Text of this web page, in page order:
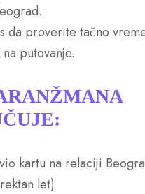
da proverite tačno
putovanje.
kartu na relaciji
let)